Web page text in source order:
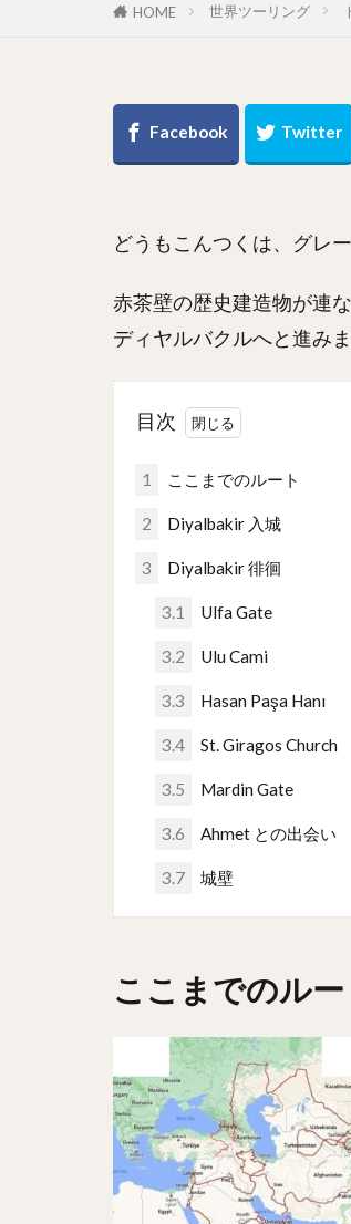
HOME 世界ツーリング
どうもこんつくは、グレ
赤茶壁の歴史建造物が連
ディヤルバクルへと進みま
目次
1 ここまでのルート
2 Diyalbakir 入城
3 Diyalbakir 徘徊
3.1 Ulfa Gate
3.2 Ulu Cami
3.3 Hasan Paşa Hanı
3.4 St. Giragos Church
3.5 Mardin Gate
3.6 Ahmet との出会い
3.7 城壁
ここまでのルー